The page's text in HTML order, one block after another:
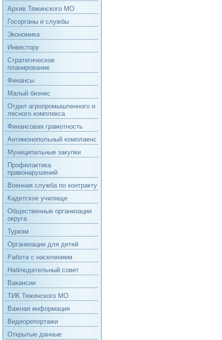
Архив Тяжинского МО
Госорганы и службы
Экономика
Инвестору
Стратегическое
планирование
Финансы
Малый бизнес
Отдел агропромышленного и
лесного комплекса
Финансовая грамотность
Антимонопольный комплаенс
Муниципальные закупки
Профилактика
правонарушений
Военная служба по контракту
Кадетское училище
Общественные организации
округа
Туризм
Организации для детей
Работа с населением
Наблюдательный совет
Вакансии
ТИК Тяжинского МО
Важная информация
Видеорепортажи
Открытые данные